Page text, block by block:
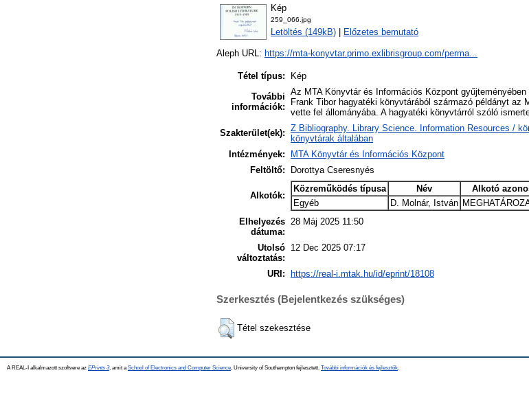
Kép
259_066.jpg
Letöltés (149kB) Előzetes bemutató
Aleph URL: https://mta-konyvtar.primo.exlibrisgroup.com/perma...
Tétel típus:
Kép
További
információk:
Az MTA Könyvtár és Információs Központ
Frank Tibor hagyatéki könyvtárából származó példányt az
vette fel állományába. A hagyatéki könyvtárról szóló
Szakterület(ek): Z Bibliography. Library Science. Information Resources /
könyvtárak általában
Intézmények:
MTA Könyvtár és Információs Központ
Feltöltő:
Dorottya Cseresnyés
Alkotók:
Közreműködés típusa Név
Alkotó
Egyéb
D. Molnár, István
Elhelyezés
dátuma:
28 Máj 2025 11:50
Utolsó
változtatás:
12 Dec 2025 07:17
URI: https://real-i.mtak.hu/id/eprint/18108
Szerkesztés (Bejelentkezés szükséges)
Tétel szekesztése
A REAL-I alkalmazott szoftvere az EPrints 3, amit a School of Electronics and Computer Science , University of Southampton fejlesztett. További információk és fejlesztők